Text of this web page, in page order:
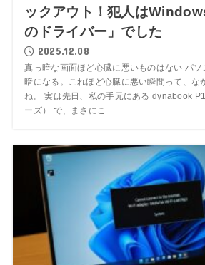
ックアウト！犯人は
のドライバー」でした
2025.12.08
真っ暗な画面ほど心臓に悪いものはない パ
暗になる。これほど心臓に悪い瞬間って、な
ね。 実は先日、私の手元にある dynabook
ーズ） で、まさにこ...